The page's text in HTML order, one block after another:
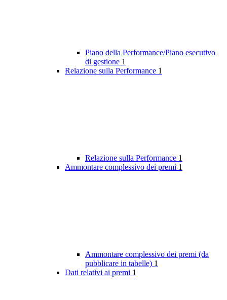
Piano della Performance/Piano esecutivo
di gestione 1
Relazione sulla Performance 1
Relazione sulla Performance 1
Ammontare complessivo dei premi 1
Ammontare complessivo dei premi (da
pubblicare in tabelle) 1
Dati relativi ai premi 1